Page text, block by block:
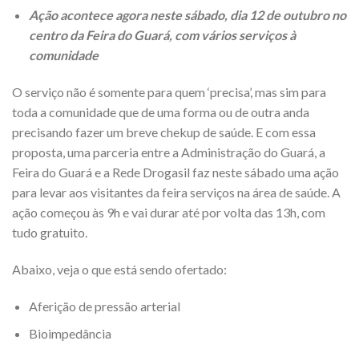
Ação acontece agora neste sábado, dia 12 de outubro no
centro da Feira do Guará, com vários serviços à
comunidade
O serviço não é somente para quem ‘precisa’, mas sim para
toda a comunidade que de uma forma ou de outra anda
precisando fazer um breve chekup de saúde. E com essa
proposta, uma parceria entre a Administração do Guará, a
Feira do Guará e a Rede Drogasil faz neste sábado uma ação
para levar aos visitantes da feira serviços na área de saúde. A
ação começou às 9h e vai durar até por volta das 13h, com
tudo gratuito.
Abaixo, veja o que está sendo ofertado:
Aferição de pressão arterial
Bioimpedância